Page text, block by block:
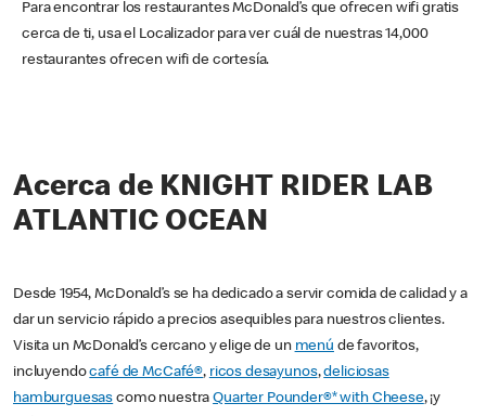
Para encontrar los restaurantes McDonald’s que ofrecen wifi gratis
cerca de ti, usa el Localizador para ver cuál de nuestras 14,000
restaurantes ofrecen wifi de cortesía.
Acerca de KNIGHT RIDER LAB
ATLANTIC OCEAN
Desde 1954, McDonald’s se ha dedicado a servir comida de calidad y a
dar un servicio rápido a precios asequibles para nuestros clientes.
Visita un McDonald’s cercano y elige de un menú de favoritos,
incluyendocafé de McCafé®, ricos desayunos,deliciosas
hamburguesas como nuestraQuarter Pounder®* with Cheese, ¡y